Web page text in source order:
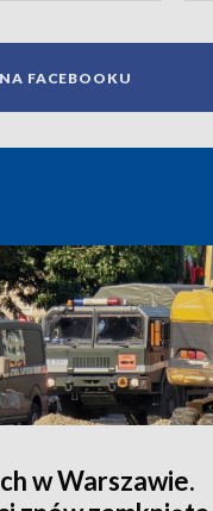
FACEBOOKU
w Warszawie.